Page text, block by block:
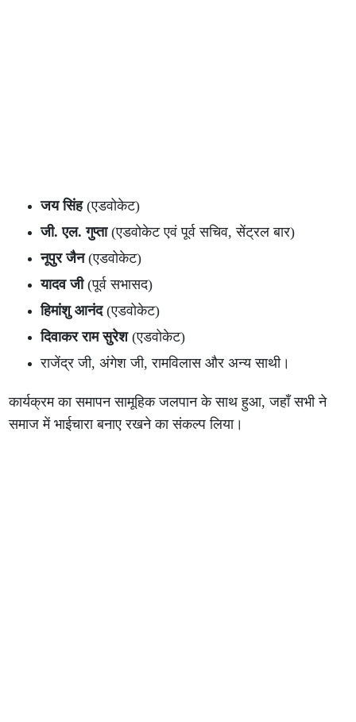
जय सिंह(एडवोकेट)
जी. एल. गुप्ता(एडवोकेट एवं पूर्व सचिव, सेंट्रल बार)
नूपुर जैन(एडवोकेट)
यादव जी(पूर्व सभासद)
हिमांशु आनंद(एडवोकेट)
दिवाकर राम सुरेश(एडवोकेट)
राजेंद्र जी, अंगेश जी, रामविलास और अन्य साथी।
कार्यक्रम का समापन सामूहिक जलपान के साथ हुआ, जहाँ सभी ने
समाज में भाईचारा बनाए रखने का संकल्प लिया।